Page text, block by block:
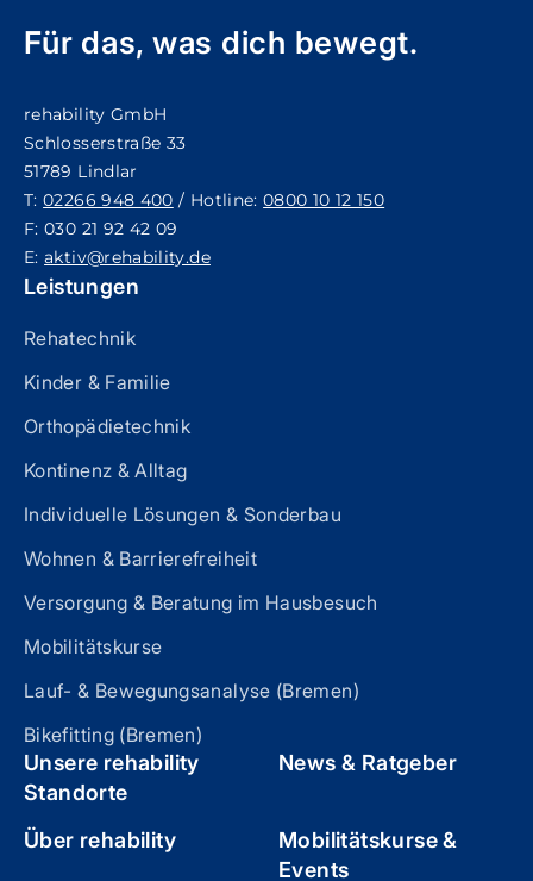
Für das, was dich bewegt.
rehability GmbH
Schlosserstraße 33
51789 Lindlar
T:02266 948 400 / Hotline:0800 10 12 150
F: 030 21 92 42 09
E:aktiv@rehability.de
Leistungen
Rehatechnik
Kinder & Familie
Orthopädietechnik
Kontinenz & Alltag
Individuelle Lösungen & Sonderbau
Wohnen & Barrierefreiheit
Versorgung & Beratung im Hausbesuch
Mobilitätskurse
Lauf- & Bewegungsanalyse (Bremen)
Bikefitting (Bremen)
Unsere rehability
Standorte
News & Ratgeber
Über rehability
Mobilitätskurse &
Events